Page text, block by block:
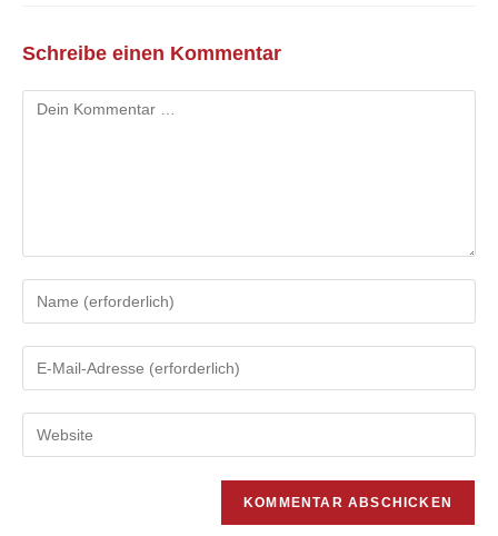
Schreibe einen Kommentar
Kommentar
deinen
oder
Kommentieren
ein
deine
Mail-
deine